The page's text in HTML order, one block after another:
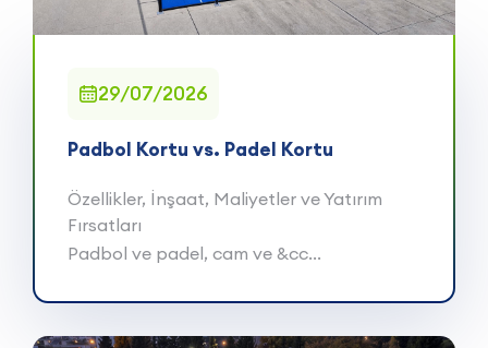
29/07/2026
Padbol Kortu vs. Padel Kortu
Özellikler, İnşaat, Maliyetler ve Yatırım
Fırsatları
Padbol ve padel, cam ve &cc...